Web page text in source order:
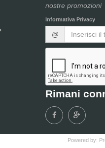
nostre promozioni
Informativa Privacy
@
Rimani
Powered by: